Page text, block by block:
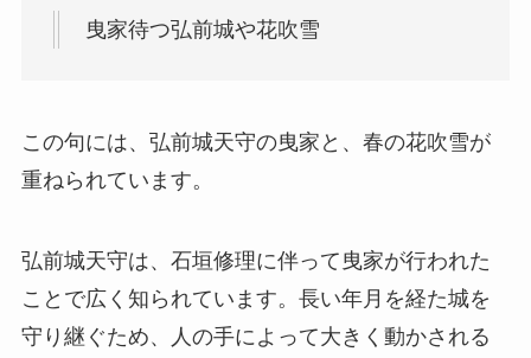
曳家待つ弘前城や花吹雪
この句には、弘前城天守の曳家と、春の花吹雪が
重ねられています。
弘前城天守は、石垣修理に伴って曳家が行われた
ことで広く知られています。長い年月を経た城を
守り継ぐため、人の手によって大きく動かされる